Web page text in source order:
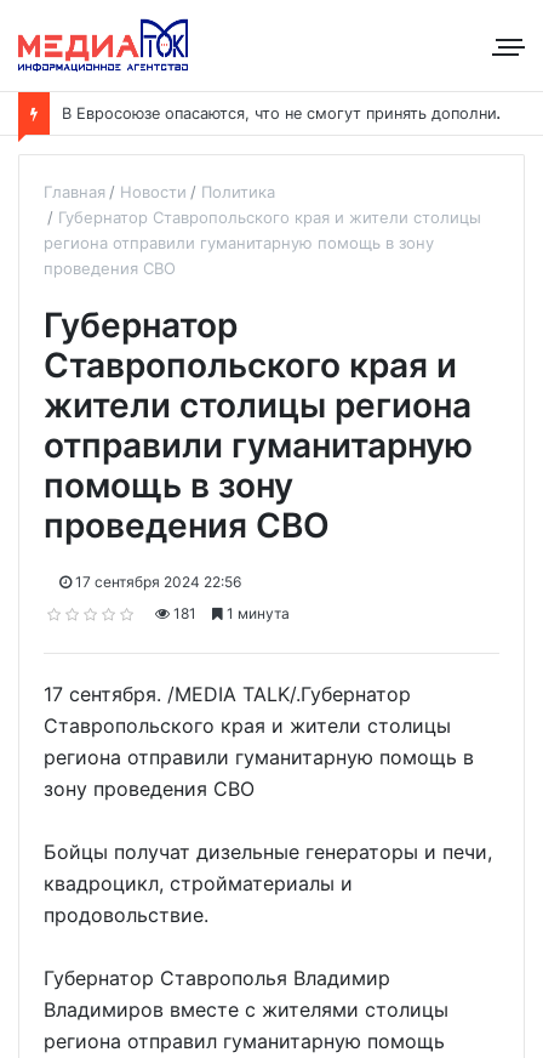
ВЕвросоюзе опасаются, что не смогут принять дополнительных участников
Главная Новости
Политика
Губернатор Ставропольского края и жители столицы
региона отправили гуманитарную помощь в зону
проведения СВО
Губернатор
Ставропольского края и
жители столицы региона
отправили гуманитарную
помощь в зону
проведения СВО
17 сентября 2024 22:56
181
1 минута
17 сентября. /MEDIA TALK/.Губернатор
Ставропольского края и жители столицы
региона отправили гуманитарную помощь в
зону проведения СВО
Бойцы получат дизельные генераторы и печи,
квадроцикл, стройматериалы и
продовольствие.
Губернатор Ставрополья Владимир
Владимиров вместе с жителями столицы
региона отправил гуманитарную помощь